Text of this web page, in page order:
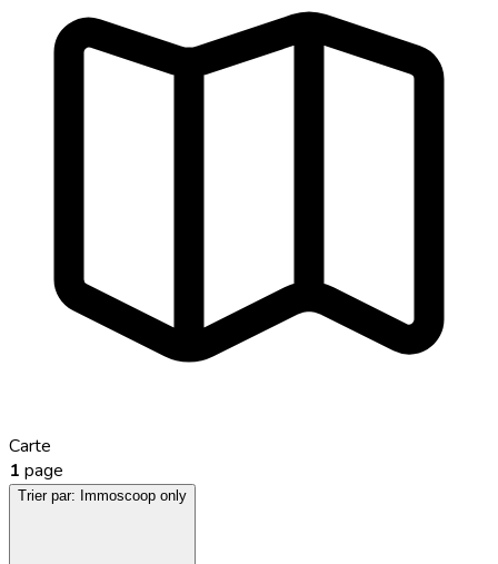
Carte
1 page
Trier par: Immoscoop only